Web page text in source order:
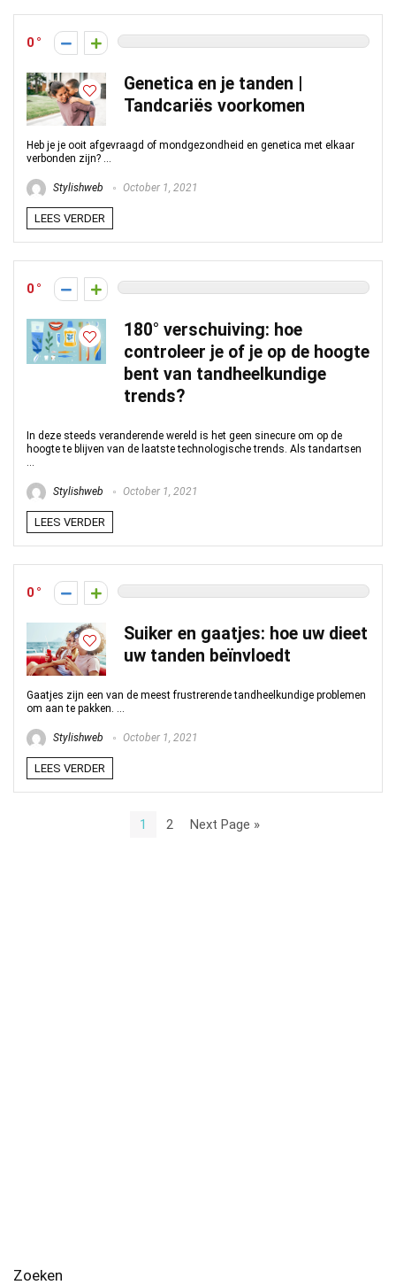
0
Genetica en je tanden |
Tandcariës voorkomen
Heb je je ooit afgevraagd of mondgezondheid en genetica met elkaar
verbonden zijn? ...
Stylishweb October 1, 2021
LEES VERDER
0
180° verschuiving: hoe
controleer je of je op de hoogte
bent van tandheelkundige
trends?
In deze steeds veranderende wereld is het geen sinecure om op de
hoogte te blijven van de laatste technologische trends. Als tandartsen
...
Stylishweb October 1, 2021
LEES VERDER
0
Suiker en gaatjes: hoe uw dieet
uw tanden beïnvloedt
Gaatjes zijn een van de meest frustrerende tandheelkundige problemen
om aan te pakken. ...
Stylishweb October 1, 2021
LEES VERDER
1 2 Next Page »
Zoeken